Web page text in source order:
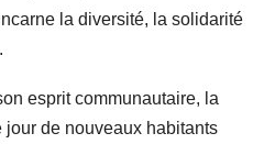
la diversité, la solidarité
esprit communautaire, la
de nouveaux habitants